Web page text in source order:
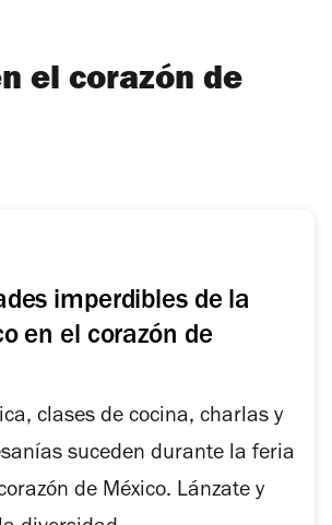
el corazón de
imperdibles de la
en el corazón de
clases de cocina, charlas y
suceden durante la feria
de México. Lánzate y